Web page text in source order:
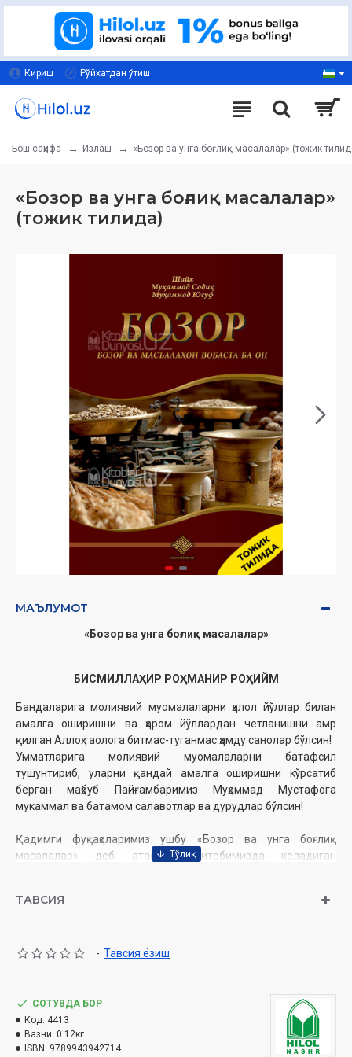
Кириш Рўйхатдан ўтиш
Бош саҳифа Излаш «Бозор ва унга боғлиқ масалалар» (тожик
«Бозор ва унга боғлиқ масалалар»
(тожик тилида)
МАЪЛУМОТ
«Бозор ва унга боғлиқ масалалар»
БИСМИЛЛАҲИР РОҲМАНИР РОҲИЙМ
Бандаларига молиявий муомалаларни ҳалол йўллар билан
амалга оширишни ва ҳаром йўллардан четланишни амр
қилган Аллоҳ таолога битмас-туганмас ҳамду санолар бўлсин!
Умматларига молиявий муомалаларни батафсил
тушунтириб, уларни қандай амалга оширишни кўрсатиб
берган маҳбуб Пайғамбаримиз Муҳаммад Мустафога
мукаммал ва батамом салавотлар ва дурудлар бўлсин!
Қадимги фуқаҳоларимиз ушбу «Бозор ва унга боғлиқ
масалалар» деб атаётган китобимизда келадиган
Ҳар бир инсон турмуш тақозоси ила ҳаётида доимий равишда
вақтини ва фаолиятини ўз ичига олади.
қоидалари бўлмаса, кишилар орасида келишмовчиликлар
кўпайиши аниқ. Шунинг учун ҳам Аллоҳ таоло бу ишни Ўз
зиммасига олган ва умумий таълимотларни баён қилиб
берган. Сўнгра Пайғамбаримиз алайҳиссалом орқали бу
ТАВСИЯ
- Тавсия ёзиш
СОТУВДА БОР
Код: 4413
Вазни: 0.12кг
ISBN: 9789943942714